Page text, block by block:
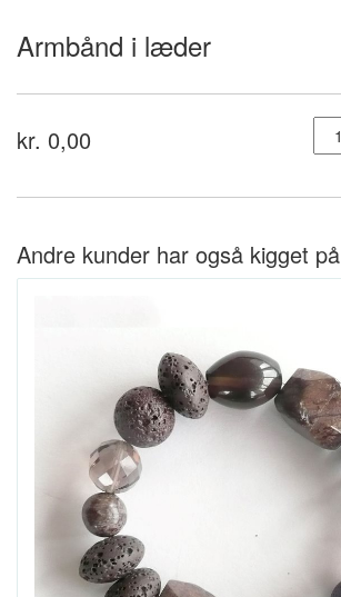
Armbånd i læder
kr. 0,00
Andre kunder har også kigget på